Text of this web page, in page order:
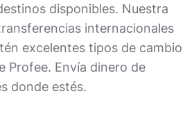
disponibles. Nuestra
internacionales
excelentes tipos de cambio
Profee. Envía dinero de
donde estés.